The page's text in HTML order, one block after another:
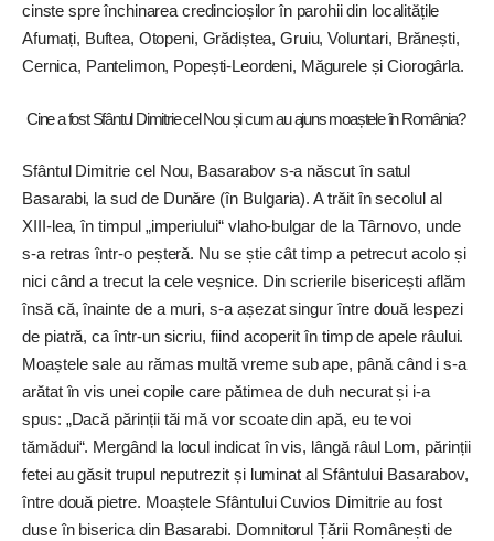
cinste spre închinarea credincioșilor în parohii din localitățile
Afumați, Buftea, Otopeni, Grădiștea, Gruiu, Voluntari, Brănești,
Cernica, Pantelimon, Popești-Leordeni, Măgurele și Ciorogârla.
Cine a fost Sfântul Dimitrie cel Nou și cum au ajuns moaștele în România?
Sfântul Dimitrie cel Nou, Basarabov s-a născut în satul
Basarabi, la sud de Dunăre (în Bulgaria). A trăit în secolul al
XIII-lea, în timpul „imperiului“ vlaho-bulgar de la Târnovo, unde
s-a retras într-o peșteră. Nu se știe cât timp a petrecut acolo și
nici când a trecut la cele veșnice. Din scrierile bisericești aflăm
însă că, înainte de a muri, s-a așezat singur între două lespezi
de piatră, ca într-un sicriu, fiind acoperit în timp de apele râului.
Moaștele sale au rămas multă vreme sub ape, până când i s-a
arătat în vis unei copile care pătimea de duh necurat și i-a
spus: „Dacă părinții tăi mă vor scoate din apă, eu te voi
tămădui“. Mergând la locul indicat în vis, lângă râul Lom, părinții
fetei au găsit trupul neputrezit și luminat al Sfântului Basarabov,
între două pietre. Moaștele Sfântului Cuvios Dimitrie au fost
duse în biserica din Basarabi. Domnitorul Țării Românești de